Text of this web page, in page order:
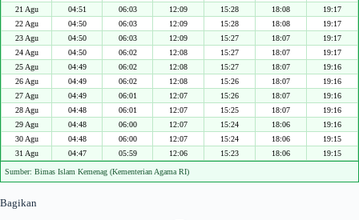
21 Agu
04:51 06:03 12:09 15:28 18:08
19:17
22 Agu
04:50 06:03 12:09 15:28 18:08
19:17
23 Agu
04:50 06:03 12:09 15:27 18:07
19:17
24 Agu
04:50 06:02 12:08 15:27 18:07
19:17
25 Agu
04:49 06:02 12:08 15:27 18:07
19:16
26 Agu
04:49 06:02 12:08 15:26 18:07
19:16
27 Agu
04:49 06:01 12:07 15:26 18:07
19:16
28 Agu
04:48 06:01 12:07 15:25 18:07
19:16
29 Agu
04:48 06:00 12:07 15:24 18:06
19:16
30 Agu
04:48 06:00 12:07 15:24 18:06
19:15
31 Agu
04:47 05:59 12:06 15:23 18:06 19:15
Sumber: Bimas Islam Kemenag (Kementerian Agama RI)
Bagikan